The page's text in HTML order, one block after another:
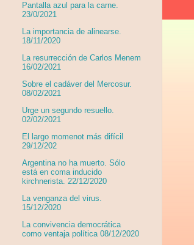
Pantalla azul para la carne.
23/0/2021
La importancia de alinearse.
18/11/2020
La resurrección de Carlos Menem
16/02/2021
Sobre el cadáver del Mercosur.
08/02/2021
Urge un segundo resuello.
02/02/2021
El largo momenot más difícil
29/12/202
Argentina no ha muerto. Sólo
está en coma inducido
kirchnerista. 22/12/2020
La venganza del virus.
15/12/2020
La convivencia democrática
como ventaja política 08/12/2020